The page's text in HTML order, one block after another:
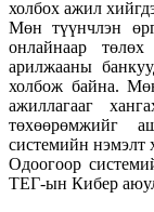
холбох ажил
Мөн түүнчлэн
онлайнаар
арилжааны
холбож байна.
ажиллагааг
төхөөрөмжийг
системийн нэмэлт
Одоогоор
ТЕГ-ын Кибер